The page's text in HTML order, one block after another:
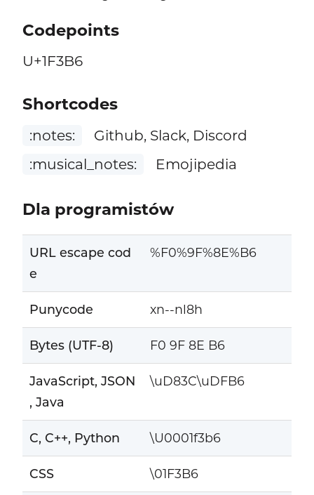
Codepoints
U+1F3B6
Shortcodes
:notes:
Github, Slack, Discord
:musical_notes:
Emojipedia
Dla programistów
URL escape cod
e
%F0%9F%8E%B6
Punycode xn--nl8h
Bytes (UTF-8) F0 9F 8E B6
JavaScript, JSON
, Java
\uD83C\uDFB6
C, C++, Python \U0001f3b6
CSS \01F3B6